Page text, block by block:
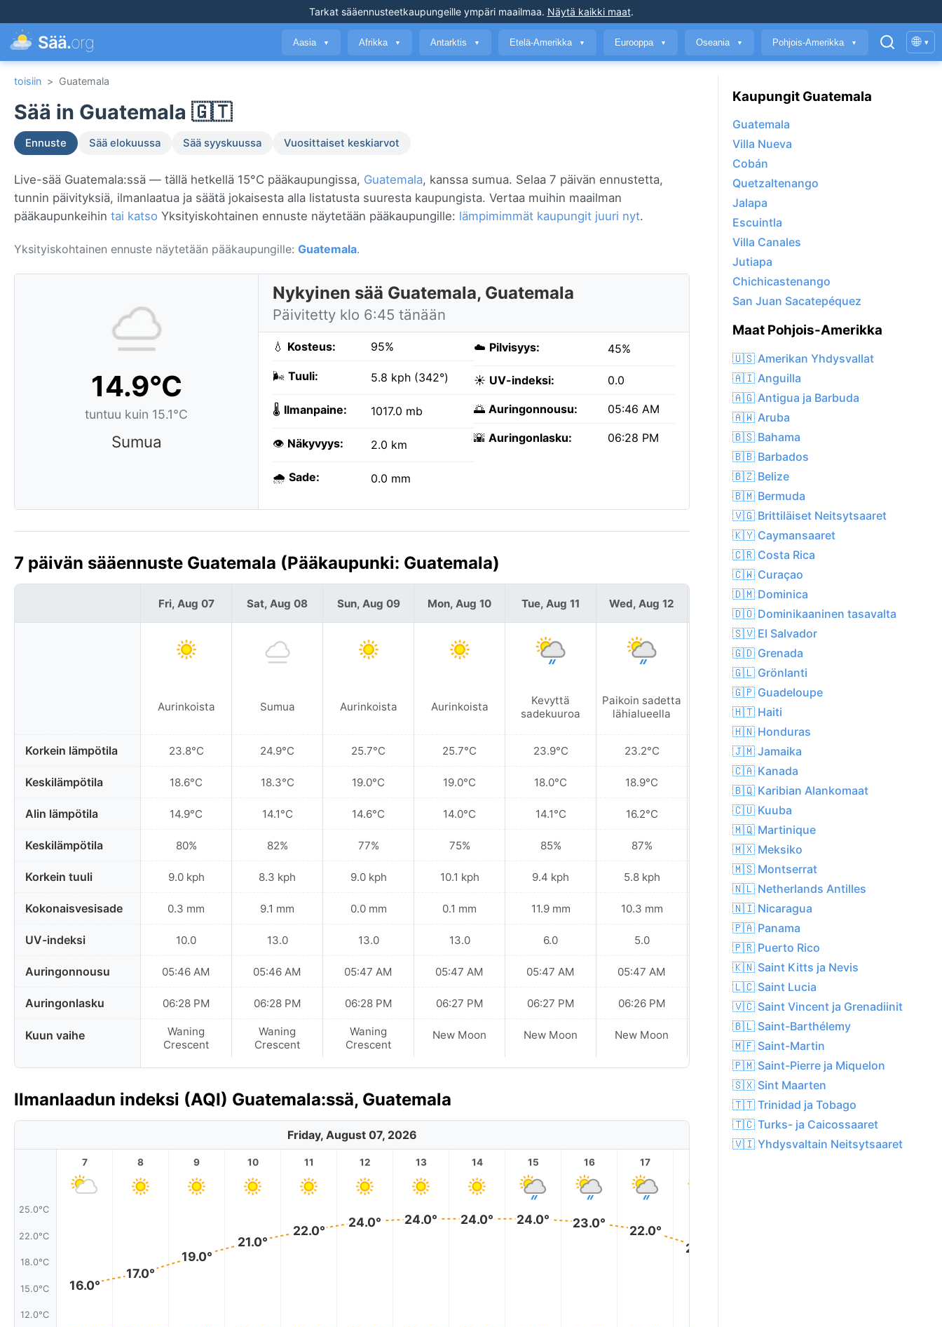
Tarkat sääennusteetkaupungeille ympäri maailmaa. Näytä kaikki maat.
Sää.org Aasia ▼ Afrikka ▼ Antarktis ▼ Etelä-Amerikka ▼ Eurooppa ▼ Oseania ▼ Pohjois-Amerikka ▼ 🌐 ▾
toisiin > Guatemala
Sää in Guatemala 🇬🇹
Ennuste Sää elokuussa Sää syyskuussa Vuosittaiset keskiarvot
Live-sää Guatemala:ssä — tällä hetkellä 15°C pääkaupungissa, Guatemala, kanssa sumua. Selaa 7 päivän ennustetta,
tunnin päivityksiä, ilmanlaatua ja säätä jokaisesta alla listatusta suuresta kaupungista. Vertaa muihin maailman
pääkaupunkeihin tai katso Yksityiskohtainen ennuste näytetään pääkaupungille: lämpimimmät kaupungit juuri nyt.
Yksityiskohtainen ennuste näytetään pääkaupungille: Guatemala.
14.9°C
tuntuu kuin 15.1°C
Sumua
Nykyinen sää Guatemala, Guatemala
Päivitetty klo 6:45 tänään
💧 Kosteus: 95%
🌬️ Tuuli: 5.8 kph (342°)
🌡️ Ilmanpaine: 1017.0 mb
👁️ Näkyvyys: 2.0 km
🌧️ Sade: 0.0 mm
☁️ Pilvisyys: 45%
☀️ UV-indeksi: 0.0
🌅 Auringonnousu: 05:46 AM
🌇 Auringonlasku: 06:28 PM
7 päivän sääennuste Guatemala (Pääkaupunki: Guatemala)
Korkein lämpötila
Keskilämpötila
Alin lämpötila
Keskilämpötila
Korkein tuuli
Kokonaisvesisade
UV-indeksi
Auringonnousu
Auringonlasku
Kuun vaihe
Fri, Aug 07
Aurinkoista
23.8°C
18.6°C
14.9°C
80%
9.0 kph
0.3 mm
10.0
05:46 AM
06:28 PM
Waning
Crescent
Sat, Aug 08
Sumua
24.9°C
18.3°C
14.1°C
82%
8.3 kph
9.1 mm
13.0
05:46 AM
06:28 PM
Waning
Crescent
Sun, Aug 09
Aurinkoista
25.7°C
19.0°C
14.6°C
77%
9.0 kph
0.0 mm
13.0
05:47 AM
06:28 PM
Waning
Crescent
Mon, Aug 10
Aurinkoista
25.7°C
19.0°C
14.0°C
75%
10.1 kph
0.1 mm
13.0
05:47 AM
06:27 PM
New Moon
Tue, Aug 11
Kevyttä
sadekuuroa
23.9°C
18.0°C
14.1°C
85%
9.4 kph
11.9 mm
6.0
05:47 AM
06:27 PM
New Moon
Wed, Aug 12
Paikoin sadetta
lähialueella
23.2°C
18.9°C
16.2°C
87%
5.8 kph
10.3 mm
5.0
05:47 AM
06:26 PM
New Moon
Thu, Aug 13
Sumua
25.1°C
19.3°C
15.2°C
86%
6.1 kph
6.8 mm
6.0
05:47 AM
06:26 PM
New Moon
Ilmanlaadun indeksi (AQI) Guatemala:ssä, Guatemala
Friday, August 07, 2026
25.0°C
22.0°C
18.0°C
15.0°C
12.0°C
7
16.0°
8
17.0°
9
19.0°
10
21.0°
11
22.0°
12
24.0°
13
24.0°
14
24.0°
15
24.0°
16
23.0°
17
22.0°
20.0°
Kaupungit Guatemala
Guatemala
Villa Nueva
Cobán
Quetzaltenango
Jalapa
Escuintla
Villa Canales
Jutiapa
Chichicastenango
San Juan Sacatepéquez
Maat Pohjois-Amerikka
🇺🇸 Amerikan Yhdysvallat
🇦🇮 Anguilla
🇦🇬 Antigua ja Barbuda
🇦🇼 Aruba
🇧🇸 Bahama
🇧🇧 Barbados
🇧🇿 Belize
🇧🇲 Bermuda
🇻🇬 Brittiläiset Neitsytsaaret
🇰🇾 Caymansaaret
🇨🇷 Costa Rica
🇨🇼 Curaçao
🇩🇲 Dominica
🇩🇴 Dominikaaninen tasavalta
🇸🇻 El Salvador
🇬🇩 Grenada
🇬🇱 Grönlanti
🇬🇵 Guadeloupe
🇭🇹 Haiti
🇭🇳 Honduras
🇯🇲 Jamaika
🇨🇦 Kanada
🇧🇶 Karibian Alankomaat
🇨🇺 Kuuba
🇲🇶 Martinique
🇲🇽 Meksiko
🇲🇸 Montserrat
🇳🇱 Netherlands Antilles
🇳🇮 Nicaragua
🇵🇦 Panama
🇵🇷 Puerto Rico
🇰🇳 Saint Kitts ja Nevis
🇱🇨 Saint Lucia
🇻🇨 Saint Vincent ja Grenadiinit
🇧🇱 Saint-Barthélemy
🇲🇫 Saint-Martin
🇵🇲 Saint-Pierre ja Miquelon
🇸🇽 Sint Maarten
🇹🇹 Trinidad ja Tobago
🇹🇨 Turks- ja Caicossaaret
🇻🇮 Yhdysvaltain Neitsytsaaret